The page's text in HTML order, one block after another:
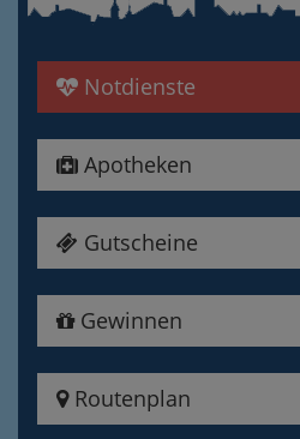
Notdienste
Apotheken
Gutscheine
Gewinnen
Routenplan